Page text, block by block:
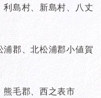
利島村、新島村、八丈
浦郡、北松浦郡小値賀
熊毛郡、西之表市